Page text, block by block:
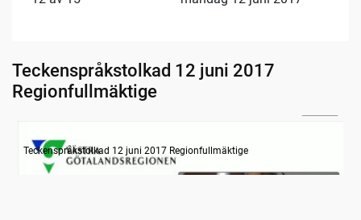
Teckenspråkstolkad 12 juni 2017
Regionfullmäktige
Information om dagens ärenden
Teckenspråkstolkad 12 juni 2017 Regionfullmäktige